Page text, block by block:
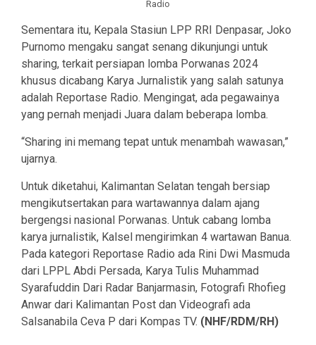
Radio
Sementara itu, Kepala Stasiun LPP RRI Denpasar, Joko
Purnomo mengaku sangat senang dikunjungi untuk
sharing, terkait persiapan lomba Porwanas 2024
khusus dicabang Karya Jurnalistik yang salah satunya
adalah Reportase Radio. Mengingat, ada pegawainya
yang pernah menjadi Juara dalam beberapa lomba.
“Sharing ini memang tepat untuk menambah wawasan,”
ujarnya.
Untuk diketahui, Kalimantan Selatan tengah bersiap
mengikutsertakan para wartawannya dalam ajang
bergengsi nasional Porwanas. Untuk cabang lomba
karya jurnalistik, Kalsel mengirimkan 4 wartawan Banua.
Pada kategori Reportase Radio ada Rini Dwi Masmuda
dari LPPL Abdi Persada, Karya Tulis Muhammad
Syarafuddin Dari Radar Banjarmasin, Fotografi Rhofieg
Anwar dari Kalimantan Post dan Videografi ada
Salsanabila Ceva P dari Kompas TV. (NHF/RDM/RH)